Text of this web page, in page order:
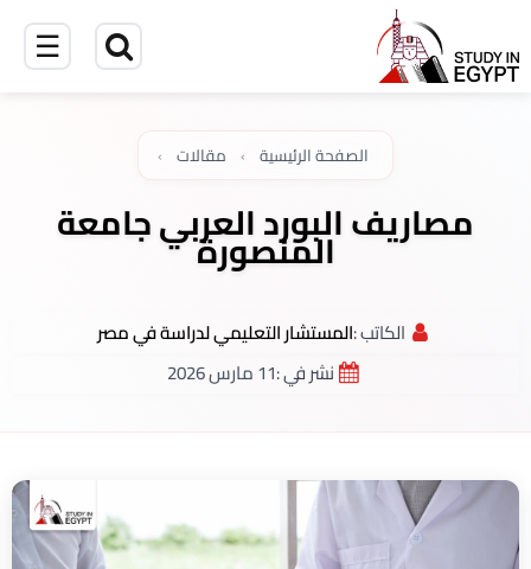
☰
الصفحة الرئيسية مقالات
مصاريف البورد العربي جامعة
المنصورة
الكاتب :المستشار التعليمي لدراسة في مصر
نشر في :11 مارس 2026